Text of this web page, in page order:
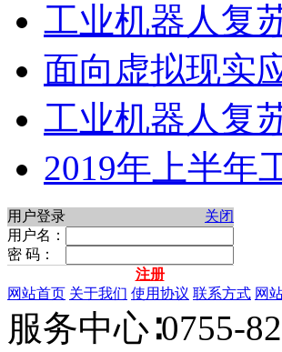
工业机器人复
面向虚拟现实
工业机器人复
2019年上半年
用户登录
关闭
用户名：
密 码：
注册
网站首页 关于我们 使用协议 联系方式 网
服务中心∶0755-